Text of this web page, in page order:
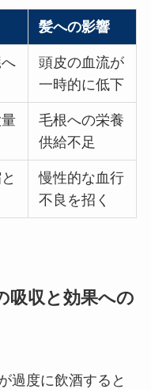
髪への影響
頭皮の血流が
一時的に低下
毛根への栄養
供給不足
慢性的な血行
不良を招く
吸収と効果への
過度に飲酒すると